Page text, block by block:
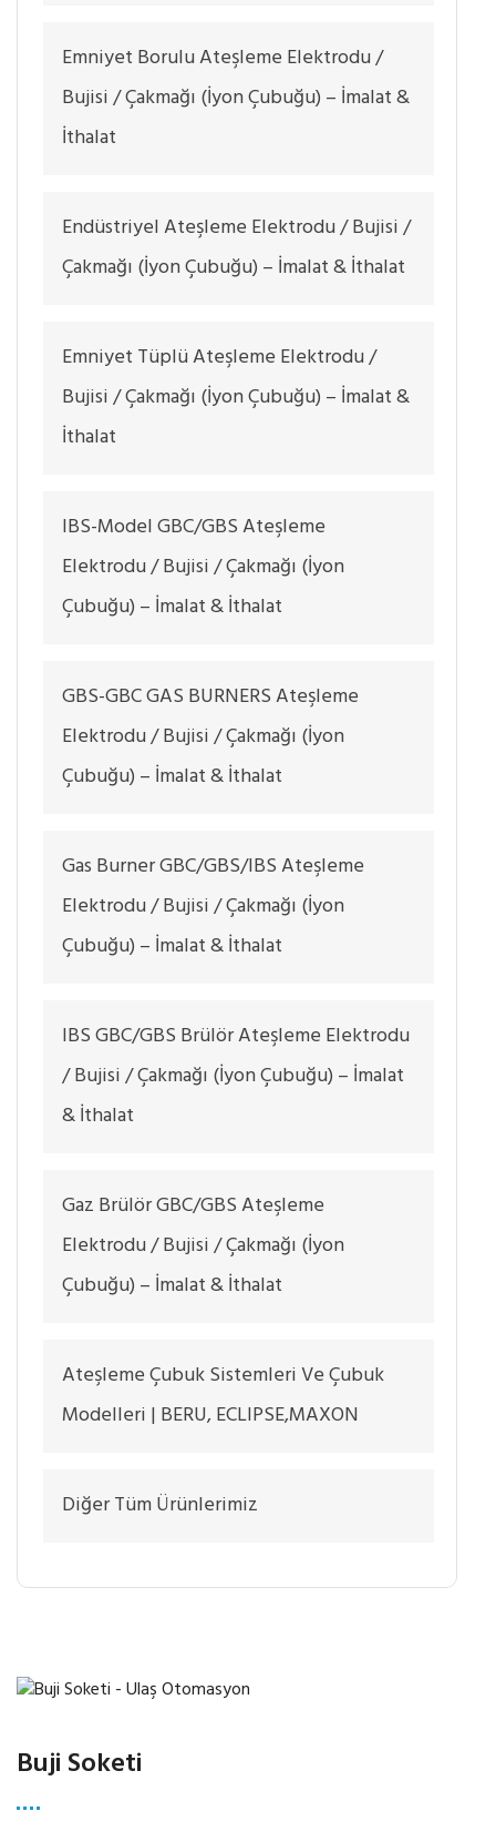
Emniyet Borulu Ateşleme Elektrodu /
Bujisi / Çakmağı (İyon Çubuğu) – İmalat &
İthalat
Endüstriyel Ateşleme Elektrodu / Bujisi /
Çakmağı (İyon Çubuğu) – İmalat & İthalat
Emniyet Tüplü Ateşleme Elektrodu /
Bujisi / Çakmağı (İyon Çubuğu) – İmalat &
İthalat
IBS-Model GBC/GBS Ateşleme
Elektrodu / Bujisi / Çakmağı (İyon
Çubuğu) – İmalat & İthalat
GBS-GBC GAS BURNERS Ateşleme
Elektrodu / Bujisi / Çakmağı (İyon
Çubuğu) – İmalat & İthalat
Gas Burner GBC/GBS/IBS Ateşleme
Elektrodu / Bujisi / Çakmağı (İyon
Çubuğu) – İmalat & İthalat
IBS GBC/GBS Brülör Ateşleme Elektrodu
/ Bujisi / Çakmağı (İyon Çubuğu) – İmalat
& İthalat
Gaz Brülör GBC/GBS Ateşleme
Elektrodu / Bujisi / Çakmağı (İyon
Çubuğu) – İmalat & İthalat
Ateşleme Çubuk Sistemleri Ve Çubuk
Modelleri | BERU, ECLIPSE,MAXON
Diğer Tüm Ürünlerimiz
Buji Soketi